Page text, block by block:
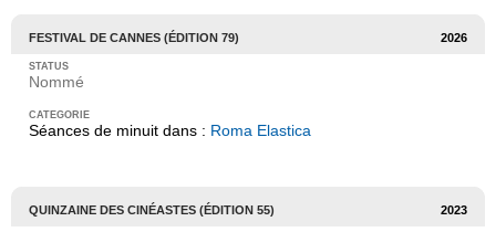
FESTIVAL DE CANNES (ÉDITION 79) 2026
Nommé
Séances de minuit dans : Roma Elastica
QUINZAINE DES CINÉASTES (ÉDITION 55) 2023